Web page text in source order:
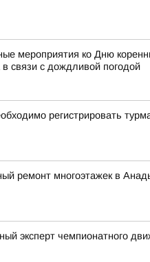
мероприятия ко Дню
в связи с дождливой погодой
регистрировать
ремонт многоэтажек в
эксперт чемпионатного